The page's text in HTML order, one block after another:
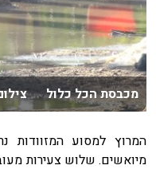
מכבסת הכל כלול
המרוץ למסוע
מיואשים. שלוש צעירות